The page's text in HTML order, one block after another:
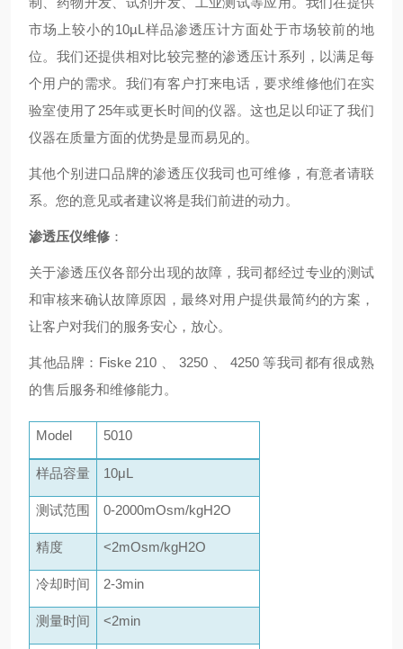
市场上较小的10µL样品渗透压计方面处于市场较前的地
位。我们还提供相对比较完整的渗透压计系列，以满足每
个用户的需求。我们有客户打来电话，要求维修他们在实
验室使用了25年或更长时间的仪器。这也足以印证了我们
仪器在质量方面的优势是显而易见的。
其他个别进口品牌的渗透压仪我司也可维修，有意者请联
系。您的意见或者建议将是我们前进的动力。
渗透压仪维修 ：
关于渗透压仪各部分出现的故障，我司都经过专业的测试
和审核来确认故障原因，最终对用户提供最简约的方案，
让客户对我们的服务安心，放心。
其他品牌：Fiske 210 、 3250 、 4250 等我司都有很成熟
的售后服务和维修能力。
Model 5010
样品容量 10μL
测试范围 0-2000mOsm/kgH2O
精度 <2mOsm/kgH2O
冷却时间 2-3min
测量时间 <2min